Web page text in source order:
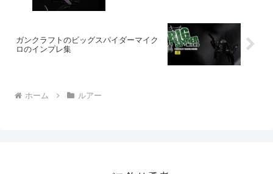
ガンクラフトのビッグスパイダーマイク
ロのインプレ集
ホーム ルアー